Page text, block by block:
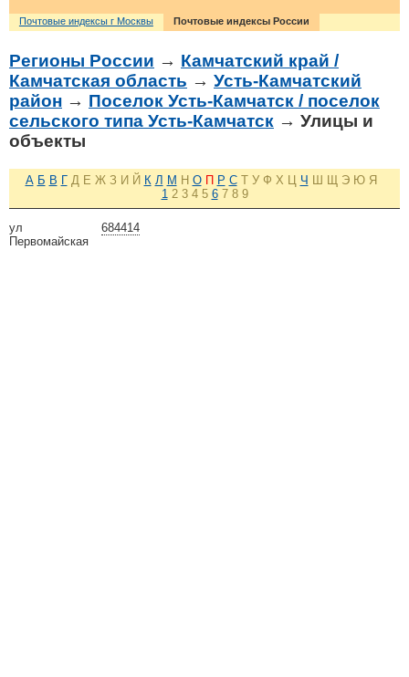
Почтовые индексы г Москвы Почтовые индексы России
Регионы России → Камчатский край /
Камчатская область → Усть-Камчатский
район → Поселок Усть-Камчатск / поселок
сельского типа Усть-Камчатск → Улицы и
объекты
А Б В Г Д Е Ж З И Й К Л М Н О П Р С Т У Ф Х Ц Ч Ш Щ Э Ю Я
1 2 3 4 5 6 7 8 9
684414
ул
Первомайская